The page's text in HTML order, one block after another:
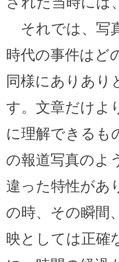
それでは、写
時代の事件はど
同様にありあり
す。文章だけよ
に理解できるも
の報道写真のよ
違った特性があ
の時、その瞬間
映としては正確